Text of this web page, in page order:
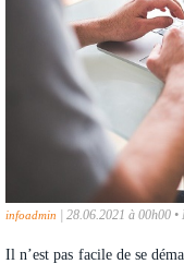
infoadmin | 28.06.2021 à 00h00 •
Il n’est pas facile de se